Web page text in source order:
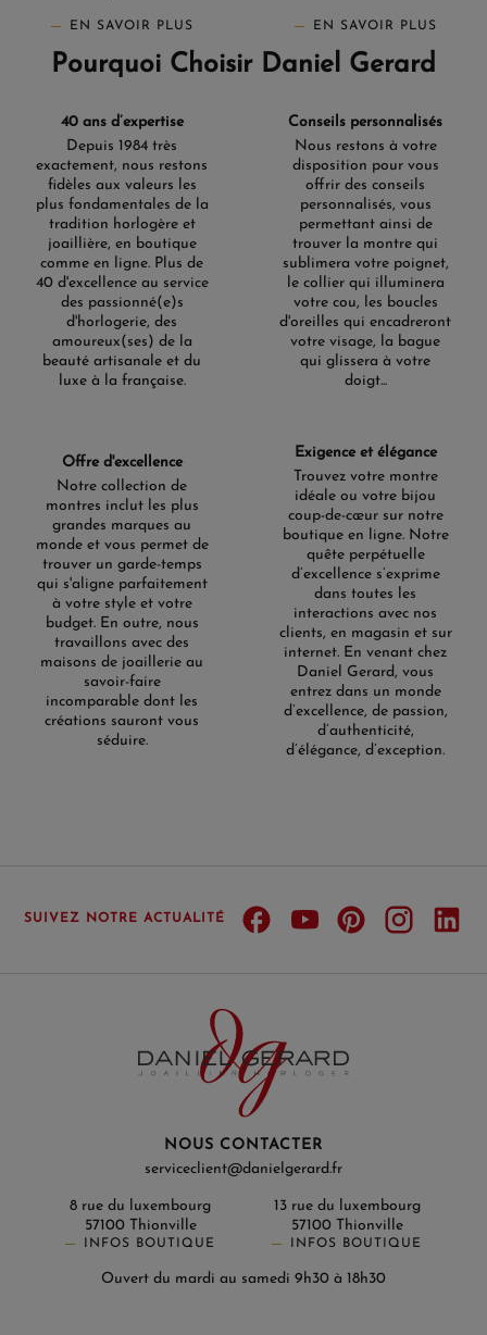
EN SAVOIR PLUS EN SAVOIR PLUS
Pourquoi Choisir Daniel Gerard
40 ans d’expertise
Depuis 1984 très
exactement, nous restons
fidèles aux valeurs les
plus fondamentales de la
tradition horlogère et
joaillière, en boutique
comme en ligne. Plus de
40 d'excellence au service
des passionné(e)s
d'horlogerie, des
amoureux(ses) de la
beauté artisanale et du
luxe à la française.
Conseils personnalisés
Nous restons à votre
disposition pour vous
offrir des conseils
personnalisés, vous
permettant ainsi de
trouver la montre qui
sublimera votre poignet,
le collier qui illuminera
votre cou, les boucles
d'oreilles qui encadreront
votre visage, la bague
qui glissera à votre
doigt...
Offre d'excellence
Notre collection de
montres inclut les plus
grandes marques au
monde et vous permet de
trouver un garde-temps
qui s'aligne parfaitement
à votre style et votre
budget. En outre, nous
travaillons avec des
maisons de joaillerie au
savoir-faire
incomparable dont les
créations sauront vous
séduire.
Exigence et élégance
Trouvez votre montre
idéale ou votre bijou
coup-de-cœur sur notre
boutique en ligne. Notre
quête perpétuelle
d’excellence s’exprime
dans toutes les
interactions avec nos
clients, en magasin et sur
internet. En venant chez
Daniel Gerard, vous
entrez dans un monde
d’excellence, de passion,
d’authenticité,
d’élégance, d’exception.
SUIVEZ NOTRE ACTUALITÉ
NOUS CONTACTER
serviceclient@danielgerard.fr
8 rue du luxembourg
57100 Thionville
INFOS BOUTIQUE
13 rue du luxembourg
57100 Thionville
INFOS BOUTIQUE
Ouvert du mardi au samedi 9h30 à 18h30